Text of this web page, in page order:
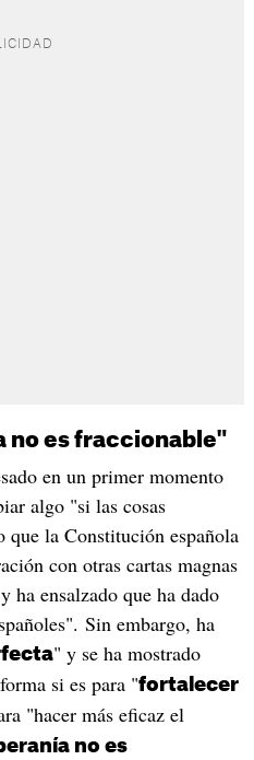
no es fraccionable"
en un primer momento
algo "si las cosas
la Constitución española
con otras cartas magnas
ha ensalzado que ha dado
Sin embargo, ha
" y se ha mostrado
si es para "fortalecer
"hacer más eficaz el
no es